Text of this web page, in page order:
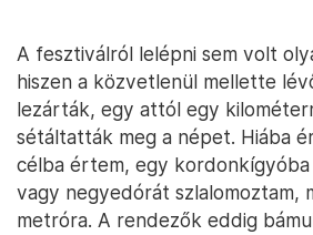
A fesztiválról lelépni sem volt
hiszen a közvetlenül mellette
lezárták, egy attól egy
sétáltatták meg a népet. Hiába
célba értem, egy
vagy negyedórát szlalomoztam,
metróra. A rendezők eddig